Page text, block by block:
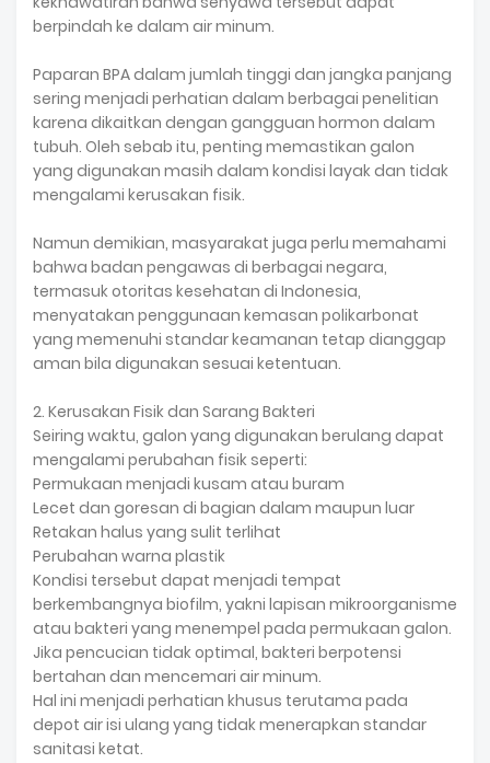
berpindah ke dalam air minum.
Paparan BPA dalam jumlah tinggi dan jangka panjang
sering menjadi perhatian dalam berbagai penelitian
karena dikaitkan dengan gangguan hormon dalam
tubuh. Oleh sebab itu, penting memastikan galon
yang digunakan masih dalam kondisi layak dan tidak
mengalami kerusakan fisik.
Namun demikian, masyarakat juga perlu memahami
bahwa badan pengawas di berbagai negara,
termasuk otoritas kesehatan di Indonesia,
menyatakan penggunaan kemasan polikarbonat
yang memenuhi standar keamanan tetap dianggap
aman bila digunakan sesuai ketentuan.
2. Kerusakan Fisik dan Sarang Bakteri
Seiring waktu, galon yang digunakan berulang dapat
mengalami perubahan fisik seperti:
Permukaan menjadi kusam atau buram
Lecet dan goresan di bagian dalam maupun luar
Retakan halus yang sulit terlihat
Perubahan warna plastik
Kondisi tersebut dapat menjadi tempat
berkembangnya biofilm, yakni lapisan mikroorganisme
atau bakteri yang menempel pada permukaan galon.
Jika pencucian tidak optimal, bakteri berpotensi
bertahan dan mencemari air minum.
Hal ini menjadi perhatian khusus terutama pada
depot air isi ulang yang tidak menerapkan standar
sanitasi ketat.